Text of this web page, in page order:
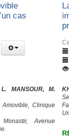
cas
MANSOUR, M.
Clinique
Avenue